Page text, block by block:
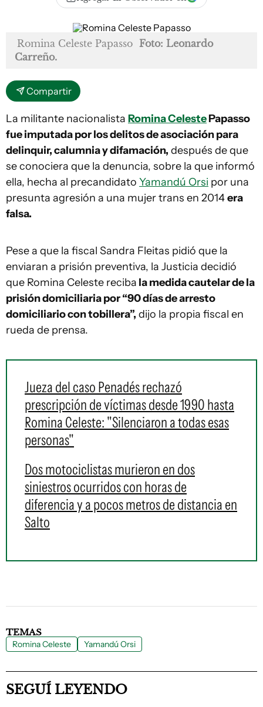
Romina Celeste Papasso Foto: Leonardo
Carreño.
Compartir
La militante nacionalista Romina CelestePapasso
fue imputada por los delitos de asociación para
delinquir, calumnia y difamación, después de que
se conociera que la denuncia, sobre la que informó
ella, hecha al precandidato Yamandú Orsi por una
presunta agresión a una mujer trans en 2014era
falsa.
Pese a que la fiscal Sandra Fleitas pidió que la
enviaran a prisión preventiva, la Justicia decidió
que Romina Celeste reciba la medida cautelar de la
prisión domiciliaria por “90 días de arresto
domiciliario con tobillera”, dijo la propia fiscal en
rueda de prensa.
Jueza del caso Penadés rechazó
prescripción de víctimas desde 1990 hasta
Romina Celeste: "Silenciaron a todas esas
personas"
Dos motociclistas murieron en dos
siniestros ocurridos con horas de
diferencia y a pocos metros de distancia en
Salto
TEMAS
Romina Celeste Yamandú Orsi
SEGUÍ LEYENDO